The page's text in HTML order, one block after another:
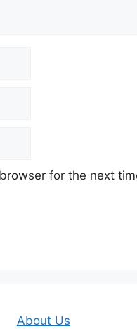
for the next
About Us